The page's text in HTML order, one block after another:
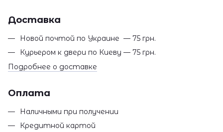
Доставка
Новой почтой по Украине — 75 грн.
Курьером к двери по Киеву — 75 грн.
Подробнее о доставке
Оплата
Наличными при получении
Кредитной картой